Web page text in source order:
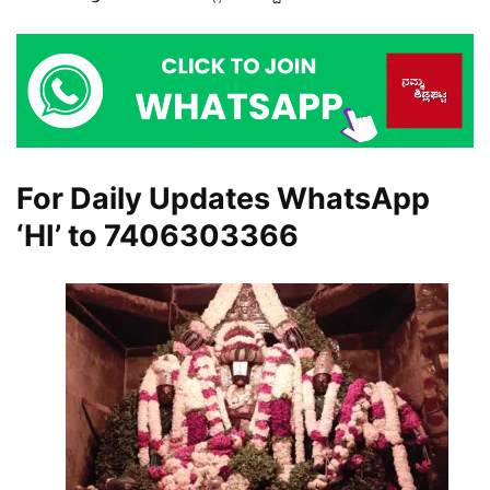
For Daily Updates WhatsApp
‘HI’ to 7406303366